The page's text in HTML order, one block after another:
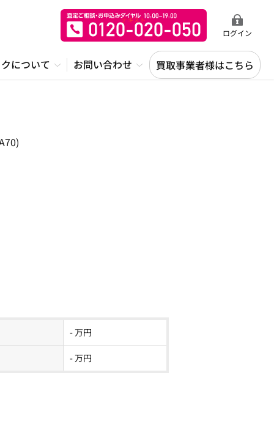
ログイン
について お問い合わせ 買取事業者様はこちら
- 万円
- 万円